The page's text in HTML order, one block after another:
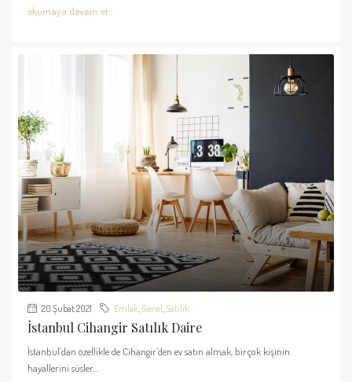
okumaya devam et
20 Şubat 2021 Emlak Genel Satılık
İstanbul Cihangir Satılık Daire
İstanbul’dan özellikle de Cihangir’den ev satın almak, birçok kişinin
hayallerini süsler....